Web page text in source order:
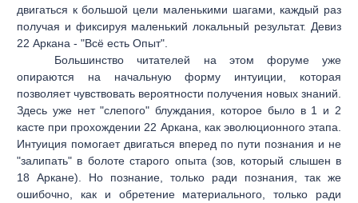
двигаться к большой цели маленькими шагами, каждый раз
получая и фиксируя маленький локальный результат. Девиз
22 Аркана - "Всё есть Опыт".
Большинство читателей на этом форуме уже
опираются на начальную форму интуиции, которая
позволяет чувствовать вероятности получения новых знаний.
Здесь уже нет "слепого" блуждания, которое было в 1 и 2
касте при прохождении 22 Аркана, как эволюционного этапа.
Интуиция помогает двигаться вперед по пути познания и не
"залипать" в болоте старого опыта (зов, который слышен в
18 Аркане). Но познание, только ради познания, так же
ошибочно, как и обретение материального, только ради